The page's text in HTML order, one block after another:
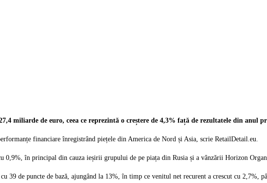
miliarde de euro, ceea ce reprezintă o creștere de 4,3% față de rezultatele din anul
financiare înregistrând piețele din America de Nord și Asia, scrie RetailDetail.eu.
0,9%, în principal din cauza ieșirii grupului de pe piața din Rusia și a vânzării Horizon
39 de puncte de bază, ajungând la 13%, în timp ce venitul net recurent a crescut cu 2,7%,